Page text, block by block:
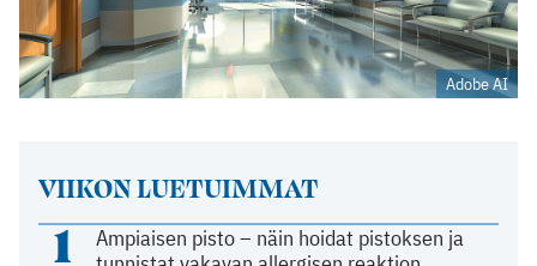
VIIKON LUETUIMMAT
1
Ampiaisen pisto – näin hoidat pistoksen ja
Adobe AI